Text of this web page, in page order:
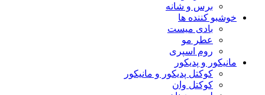
برس و شانه
خوشبو کننده ها
بادی میست
عطر مو
روم اسپری
مانیکور و پدیکور
کوکتل پدیکور و مانیکور
کوکتل وان